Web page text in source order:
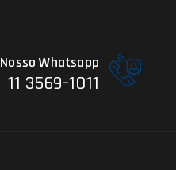
Nosso Whatsapp
11 3569-1011